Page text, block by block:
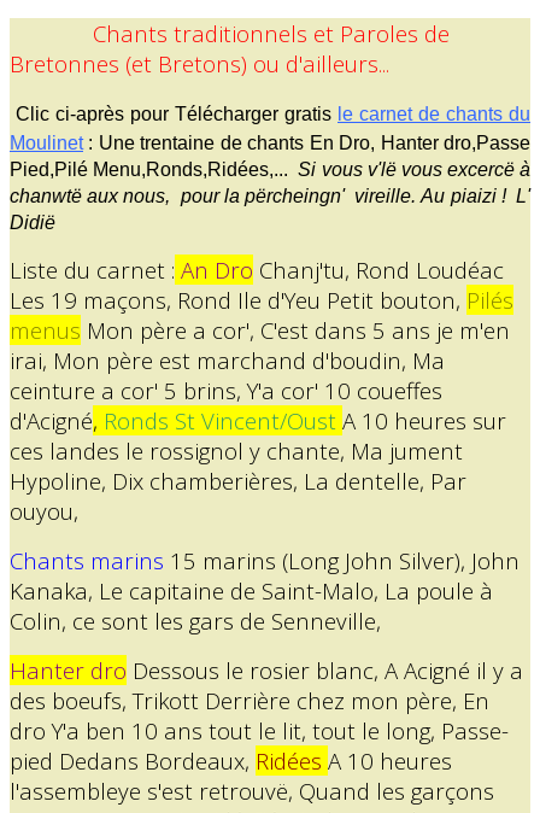
Chants traditionnels et Paroles de
Bretonnes (et Bretons) ou d'ailleurs...
Clic ci-après pour Télécharger gratis le carnet de chants du
Moulinet: Une trentaine de chants En Dro, Hanter dro,Passe
Pied,Pilé Menu,Ronds,Ridées,...Si vous v'lë vous excercë à
chanwtë aux nous, pour la përcheingn' vireille.Au piaizi !L'
Didië
Liste du carnet : An Dro Chanj'tu, Rond Loudéac
Les 19 maçons, Rond Ile d'Yeu Petit bouton, Pilés
menus Mon père a cor', C'est dans 5 ans je m'en
irai, Mon père est marchand d'boudin, Ma
ceinture a cor' 5 brins, Y'a cor' 10 coueffes
d'Acigné, Ronds St Vincent/Oust A 10 heures sur
ces landes le rossignol y chante, Ma jument
Hypoline, Dix chamberières, La dentelle, Par
ouyou,
Chants marins 15 marins (Long John Silver), John
Kanaka, Le capitaine de Saint-Malo, La poule à
Colin, ce sont les gars de Senneville,
Hanter dro Dessous le rosier blanc, A Acigné il y a
des boeufs, Trikott Derrière chez mon père, En
dro Y'a ben 10 ans tout le lit, tout le long, Passe-
pied Dedans Bordeaux, Ridées A 10 heures
l'assembleye s'est retrouvë, Quand les garçons